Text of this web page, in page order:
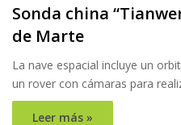
Sonda china
de Marte
La nave espacial incluye un
un rover con cámaras para
Leer más »